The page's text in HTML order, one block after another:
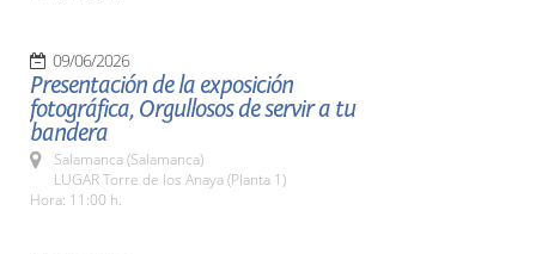
09/06/2026
Presentación de la exposición
fotográfica, Orgullosos de servir a tu
bandera
Salamanca (Salamanca)
LUGAR Torre de los Anaya (Planta 1)
Hora: 11:00 h.